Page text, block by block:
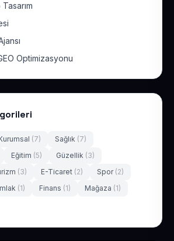
Optimizasyonu
(7) Sağlık (7)
Eğitim (5) Güzellik (3)
(3) E-Ticaret (2) Spor (2)
(1) Finans (1) Mağaza (1)